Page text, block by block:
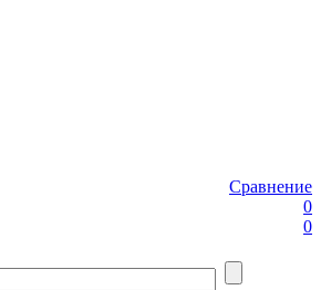
Сравнение
0
0